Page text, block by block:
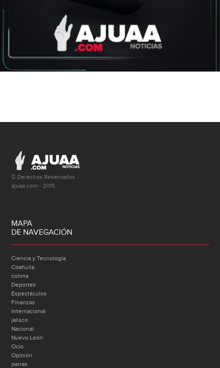
© Derechos Reservados
ajuaa.com - 2015
MAPA
DE NAVEGACIÓN
Ciencia y Tecnología
Coahuila
colima
Deportes
Espectáculos
Finanzas
Internacional
jalisco
Nacional
Nuevo León
Ocio
Opinión
parras